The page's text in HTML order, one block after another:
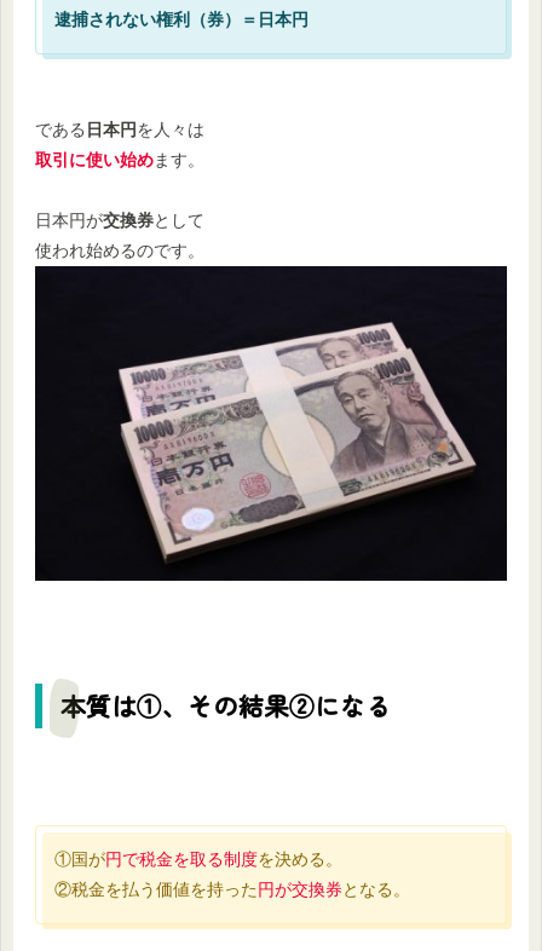
逮捕されない権利（券）＝日本円
である 日本円を人々は
取引に使い始めます。
日本円が交換券として
使われ始めるのです。
本質は①、その結果②になる
①国が円で税金を取る制度を決める。
②税金を払う価値を持った円が交換券となる。